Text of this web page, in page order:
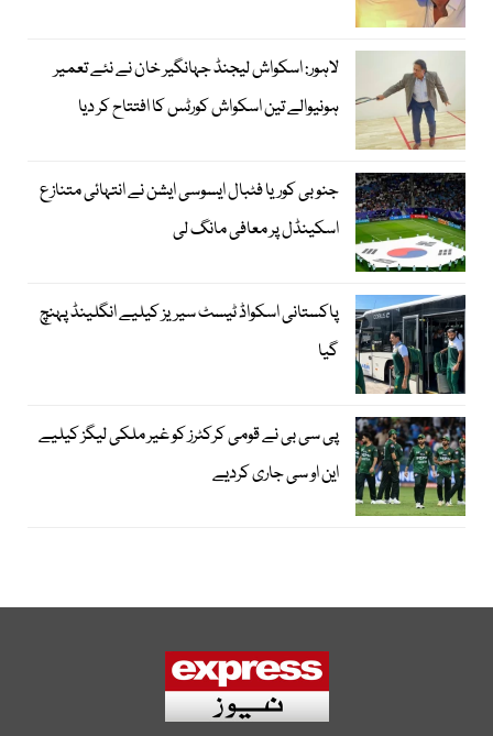
لاہور: اسکواش لیجنڈ جہانگیر خان نے نئے تعمیر
ہونیوالے تین اسکواش کورٹس کا افتتاح کر دیا
جنوبی کوریا فٹبال ایسوسی ایشن نے انتہائی متنازع
اسکینڈل پر معافی مانگ لی
پاکستانی اسکواڈ ٹیسٹ سیریز کیلیے انگلینڈ پہنچ
گیا
پی سی بی نے قومی کرکٹرز کو غیر ملکی لیگز کیلیے
این او سی جاری کردیے